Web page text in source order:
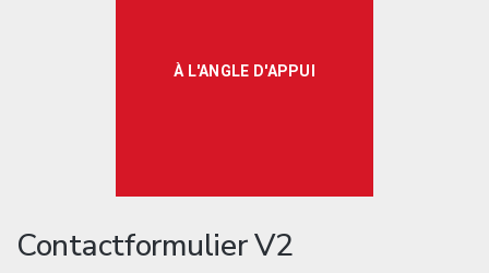
À L'ANGLE D'APPUI
Contactformulier V2